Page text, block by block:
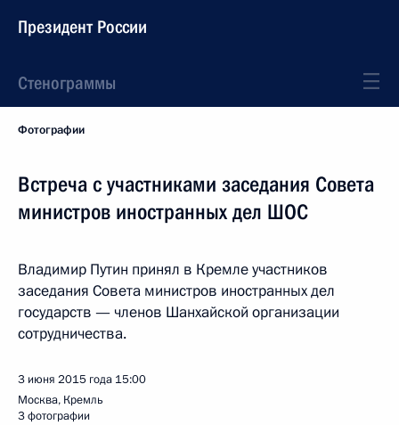
Президент России
Стенограммы
Фотографии
Встреча с участниками заседания Совета
министров иностранных дел ШОС
Владимир Путин принял в Кремле участников
заседания Совета министров иностранных дел
государств — членов Шанхайской организации
сотрудничества.
3 июня 2015 года 15:00
Москва, Кремль
3 фотографии